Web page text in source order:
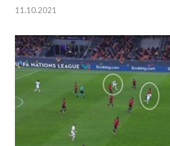
11.10.2021